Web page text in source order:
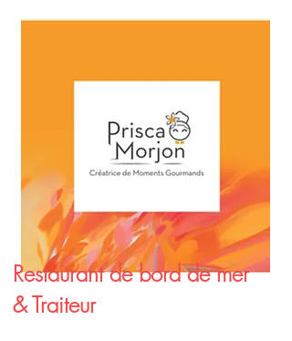
Restaurant de bord de mer
& Traiteur